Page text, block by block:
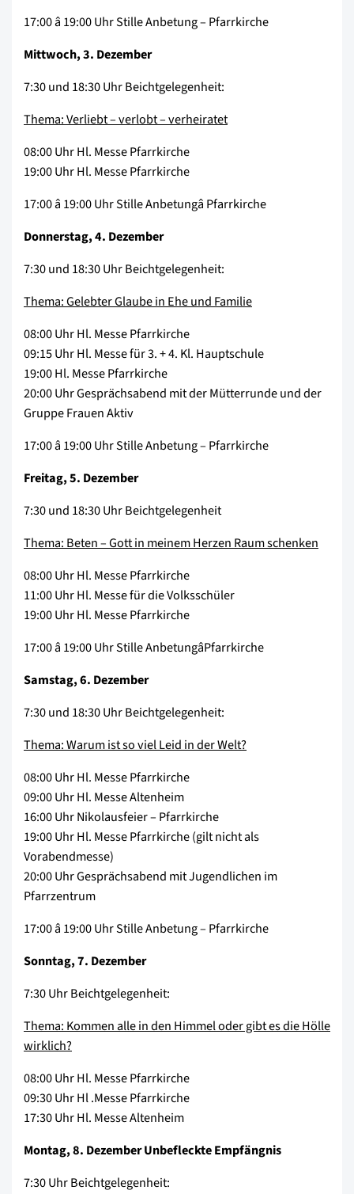
17:00 â 19:00 Uhr Stille Anbetung – Pfarrkirche
Mittwoch, 3. Dezember
7:30 und 18:30 Uhr Beichtgelegenheit:
Thema: Verliebt – verlobt – verheiratet
08:00 Uhr Hl. Messe Pfarrkirche
19:00 Uhr Hl. Messe Pfarrkirche
17:00 â 19:00 Uhr Stille Anbetungâ Pfarrkirche
Donnerstag, 4. Dezember
7:30 und 18:30 Uhr Beichtgelegenheit:
Thema: Gelebter Glaube in Ehe und Familie
08:00 Uhr Hl. Messe Pfarrkirche
09:15 Uhr Hl. Messe für 3. + 4. Kl. Hauptschule
19:00 Hl. Messe Pfarrkirche
20:00 Uhr Gesprächsabend mit der Mütterrunde und der
Gruppe Frauen Aktiv
17:00 â 19:00 Uhr Stille Anbetung – Pfarrkirche
Freitag, 5. Dezember
7:30 und 18:30 Uhr Beichtgelegenheit
Thema: Beten – Gott in meinem Herzen Raum schenken
08:00 Uhr Hl. Messe Pfarrkirche
11:00 Uhr Hl. Messe für die Volksschüler
19:00 Uhr Hl. Messe Pfarrkirche
17:00 â 19:00 Uhr Stille AnbetungâPfarrkirche
Samstag, 6. Dezember
7:30 und 18:30 Uhr Beichtgelegenheit:
Thema: Warum ist so viel Leid in der Welt?
08:00 Uhr Hl. Messe Pfarrkirche
09:00 Uhr Hl. Messe Altenheim
16:00 Uhr Nikolausfeier – Pfarrkirche
19:00 Uhr Hl. Messe Pfarrkirche (gilt nicht als
Vorabendmesse)
20:00 Uhr Gesprächsabend mit Jugendlichen im
Pfarrzentrum
17:00 â 19:00 Uhr Stille Anbetung – Pfarrkirche
Sonntag, 7. Dezember
7:30 Uhr Beichtgelegenheit:
Thema: Kommen alle in den Himmel oder gibt es die Hölle
wirklich?
08:00 Uhr Hl. Messe Pfarrkirche
09:30 Uhr Hl .Messe Pfarrkirche
17:30 Uhr Hl. Messe Altenheim
Montag, 8. Dezember Unbefleckte Empfängnis
7:30 Uhr Beichtgelegenheit: